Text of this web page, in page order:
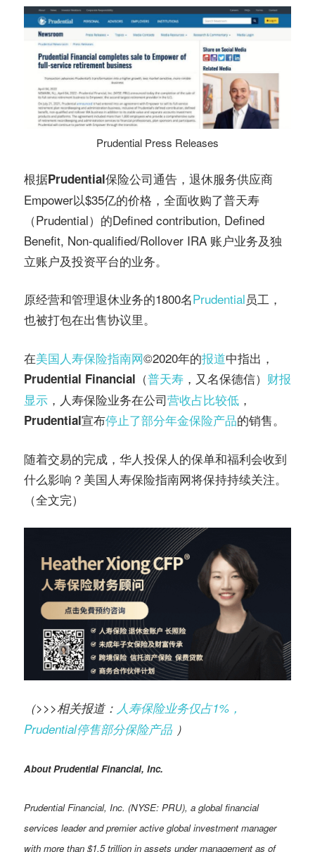
Prudential Press Releases
根据Prudential保险公司通告，退休服务供应商
Empower以$35亿的价格，全面收购了普天寿
（Prudential）的Defined contribution, Defined
Benefit, Non-qualified/Rollover IRA 账户业务及独
立账户及投资平台的业务。
原经营和管理退休业务的1800名Prudential员工，
也被打包在出售协议里。
在美国人寿保险指南网©️2020年的报道中指出，
Prudential Financial（普天寿 ，又名保德信） 财报
显示 ，人寿保险业务在公司营收占比较低 ，
Prudential宣布停止了部分年金保险产品的销售。
随着交易的完成，华人投保人的保单和福利会收到
什么影响？美国人寿保险指南网将保持持续关注。
（全文完）
（>>>相关报道： 人寿保险业务仅占1%，
Prudential停售部分保险产品 ）
About Prudential Financial, Inc.
Prudential Financial, Inc. (NYSE: PRU), a global financial
services leader and premier active global investment manager
with more than $1.5 trillion in assets under management as of